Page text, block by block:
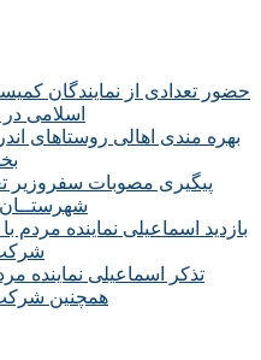
حضور تعدادی از نمایندگان
اسلامی
بهره مندی اهالی روستاهای
پیگیری مصوبات سفروزیر
شهرستــان
بازدید اسماعیلی نماینده
تذکر اسماعیلی نماینده
همچنین